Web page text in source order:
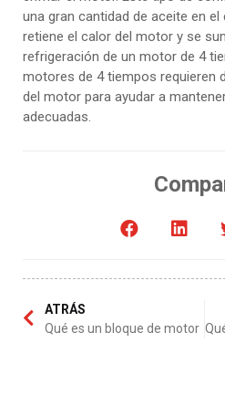
una gran cantidad de aceite en
retiene el calor del motor y se
refrigeración de un motor de 4
motores de 4 tiempos requieren
del motor para ayudar a
adecuadas.
ATRÁS
Qué es un bloque de motor